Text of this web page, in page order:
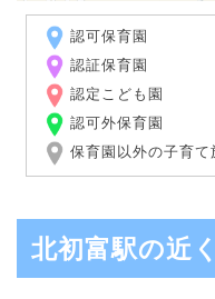
認可保育園
認証保育園
認定こども園
認可外保育園
保育園以外の子育て
北初富駅の近